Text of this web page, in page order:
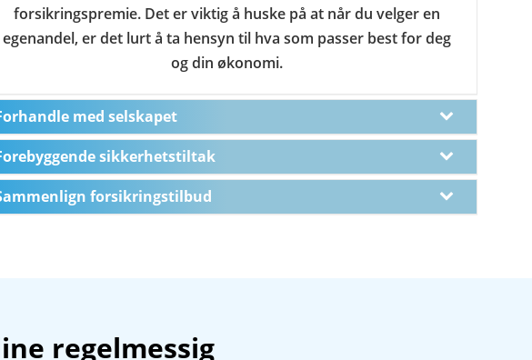
forsikringspremie. Det er viktig å huske på at når du velger en
egenandel, er det lurt å ta hensyn til hva som passer best for deg
og din økonomi.
med selskapet
sikkerhetstiltak
forsikringstilbud
regelmessig